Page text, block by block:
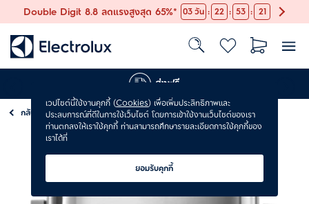
Double Digit 8.8 ลดแรงสูงสุด 65%* 03วัน : 22 : 53 : 21
ส่งฟรี
กลับ เตาอบขนาดเล็ก& เครื่องปิ้งขนมปัง
เวปไซต์นี้ใช้งานคุกกี้ (Cookies) เพื่อเพิ่มประสิทธิภาพและ
ประสบการณ์ที่ดีในการใช้เว็บไซต์ โดยการเข้าใช้งานเว็บไซต์ของเรา
ท่านตกลงให้เราใช้คุกกี้ ท่านสามารถศึกษารายละเอียดการใช้คุกกี้ของ
เราได้ที่
ยอมรับคุกกี้